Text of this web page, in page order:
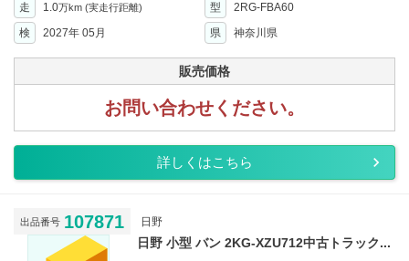
走 1.0万km (実走行距離) 型
2RG-FBA60
検
2027年 05月 県 神奈川県
販売価格
お問い合わせください。
詳しくはこちら
出品番号 107871 日野
日野 小型 バン 2KG-XZU712中古トラック...